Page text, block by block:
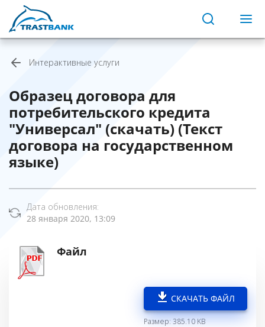
Интерактивные услуги
Образец договора для
потребительского кредита
"Универсал" (скачать) (Текст
договора на государственном
языке)
Дата обновления:
28 января 2020, 13:09
Файл
СКАЧАТЬ ФАЙЛ
Размер: 385.10 KB